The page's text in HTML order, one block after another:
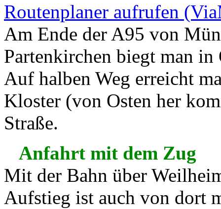
Routenplaner aufrufen
Am Ende der A95 von
Partenkirchen biegt man in
Auf halben Weg erreicht
Kloster (von Osten her
Straße.
Anfahrt mit dem Zug
Mit der Bahn über
Aufstieg ist auch von dort